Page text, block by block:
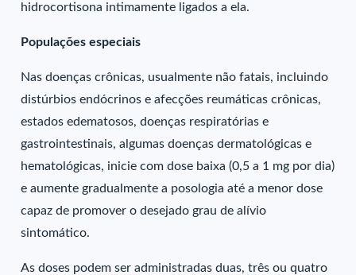
hidrocortisona intimamente ligados a ela.
Populações especiais
Nas doenças crônicas, usualmente não fatais, incluindo
distúrbios endócrinos e afecções reumáticas crônicas,
estados edematosos, doenças respiratórias e
gastrointestinais, algumas doenças dermatológicas e
hematológicas, inicie com dose baixa (0,5 a 1 mg por dia)
e aumente gradualmente a posologia até a menor dose
capaz de promover o desejado grau de alívio
sintomático.
As doses podem ser administradas duas, três ou quatro